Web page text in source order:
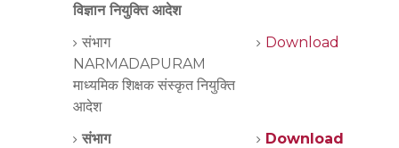
विज्ञान नियुक्ति आदेश
संभाग
NARMADAPURAM
माध्यमिक शिक्षक संस्कृत नियुक्ति
आदेश
Download
संभाग
Download